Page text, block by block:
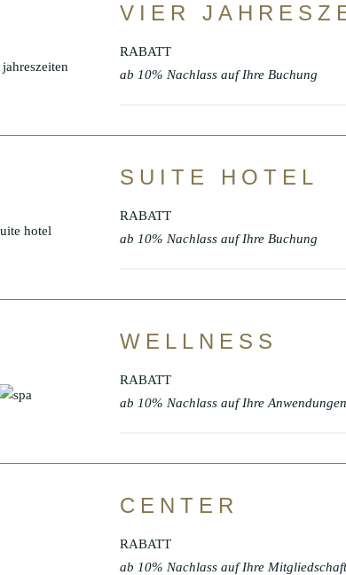
VIER
RABATT
ab 10% Nachlass auf Ihre Buchung
SUITE HOTEL
RABATT
ab 10% Nachlass auf Ihre Buchung
WELLNESS
RABATT
ab 10% Nachlass auf Ihre Anwendungen
CENTER
RABATT
ab 10% Nachlass auf Ihre Mitgliedschaft